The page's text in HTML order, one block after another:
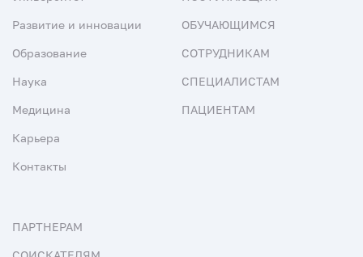
Развитие и инновации
Образование
Наука
Медицина
Карьера
Контакты
ОБУЧАЮЩИМСЯ
СОТРУДНИКАМ
СПЕЦИАЛИСТАМ
ПАЦИЕНТАМ
ПАРТНЕРАМ